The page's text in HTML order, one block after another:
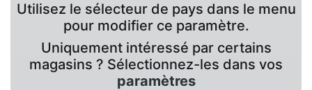
Utilisez le sélecteur de pays dans le menu
pour modifier ce paramètre.
Uniquement intéressé par certains
magasins ? Sélectionnez-les dans vos
paramètres